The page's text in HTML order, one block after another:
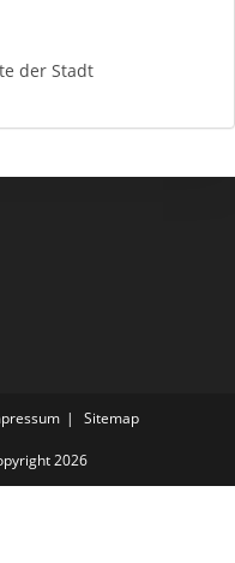
der Stadt
Sitemap
2026